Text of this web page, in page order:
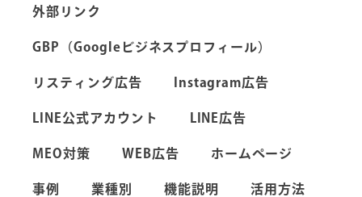
外部リンク
GBP（Googleビジネスプロフィール）
リスティング広告 Instagram広告
LINE公式アカウント LINE広告
MEO対策 WEB広告 ホームページ
事例 業種別 機能説明 活用方法